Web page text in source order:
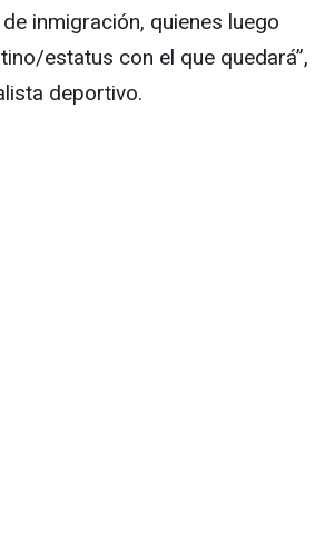
inmigración, quienes luego
estatus con el que quedará”,
deportivo.